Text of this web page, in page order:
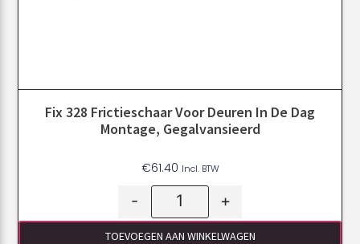
Fix 328 Frictieschaar Voor Deuren In De Dag
Montage, Gegalvansieerd
€61.40 Incl. BTW
- +
TOEVOEGEN AAN WINKELWAGEN